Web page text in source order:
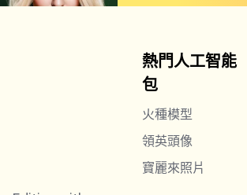
熱門人工智能
包
火種模型
領英頭像
寶麗來照片